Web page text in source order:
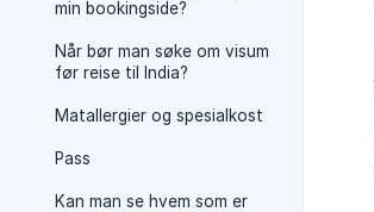
min bookingside?
Når bør man søke om visum
før reise til India?
Matallergier og spesialkost
Pass
Kan man se hvem som er